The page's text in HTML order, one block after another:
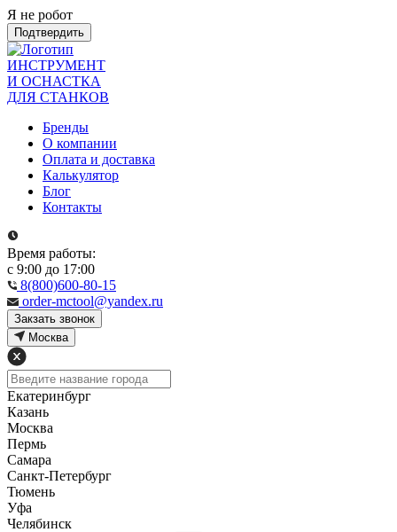
Я не робот
Подтвердить
ИНСТРУМЕНТ
И ОСНАСТКА
ДЛЯ СТАНКОВ
Бренды
О компании
Оплата и доставка
Калькулятор
Блог
Контакты
Время работы:
с 9:00 до 17:00
8(800)600-80-15
order-mctool@yandex.ru
Закзать звонок
Москва
Екатеринбург
Казань
Москва
Пермь
Самара
Санкт-Петербург
Тюмень
Уфа
Челябинск